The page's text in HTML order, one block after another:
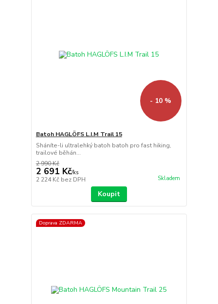
- 10 %
Batoh HAGLÖFS L.I.M Trail 15
Sháníte-li ultralehký batoh batoh pro fast hiking,
trailové běhán...
2 990 Kč
2 691 Kč/ks
2 224 Kč bez DPH Skladem
Koupit
Doprava ZDARMA